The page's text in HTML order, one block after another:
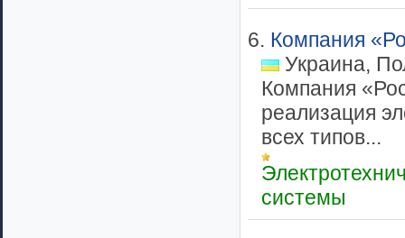
6. Компания
Украина,
Компания
реализация
всех типов...
системы